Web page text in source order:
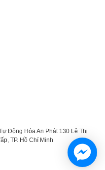
Động Hóa An Phát 130 Lê Thị
TP. Hồ Chí Minh